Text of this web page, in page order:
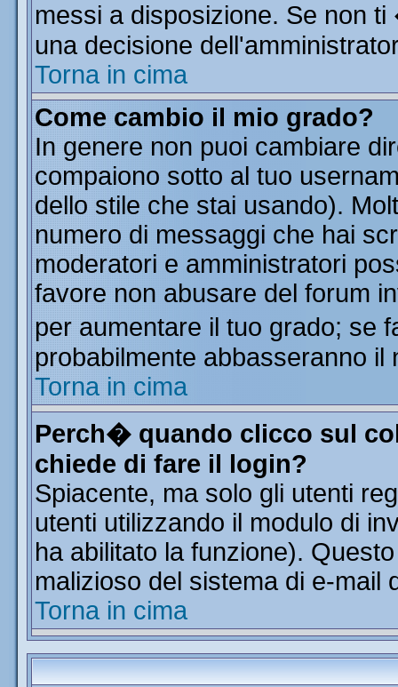
messi a disposizione. Se non
una decisione
Torna in cima
Come cambio il mio grado?
In genere non puoi cambiare
compaiono sotto al tuo
dello stile che stai usando).
numero di messaggi che hai
moderatori e amministratori
favore non abusare del forum
per aumentare il tuo grado; se
probabilmente abbasseranno il
Torna in cima
Perch� quando clicco sul
chiede di fare il login?
Spiacente, ma solo gli utenti
utenti utilizzando il modulo di
ha abilitato la funzione).
malizioso del sistema di e-mail
Torna in cima